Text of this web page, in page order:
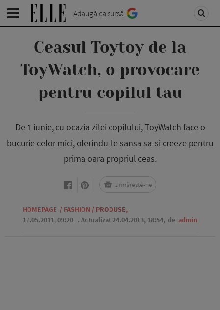
Adaugă ca sursă
Ceasul Toytoy de la
ToyWatch, o provocare
pentru copilul tau
De 1 iunie, cu ocazia zilei copilului, ToyWatch face o
bucurie celor mici, oferindu-le sansa sa-si creeze pentru
prima oara propriul ceas.
HOMEPAGE / FASHION / PRODUSE,
17.05.2011, 09:20 . Actualizat 24.04.2013, 18:54, de admin
Urmărește-ne